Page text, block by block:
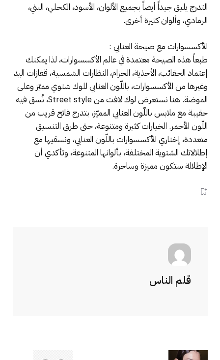
التدرج يليق جيداً أيضاً بجميع الألوان، الأسود، الكحلي، البني،
الرمادي، وألوان كثيرة أخرى.
الأكسسوارات مع صيحة العنابي :
طبعاً هذه الصيحة معتمدة في عالم الأكسسوارات، لذا يمكنك
إعتماد الحقائب، الأحذية، الحزام، النظارات الشمسية، قفازات اليد
وغيرها من الأكسسوارات، باللّون العنابي للوك شتوي مميّز وعلى
الموضة. هنا نستعرض لوك لافت من Street style، نُسق فيه
حقيبة مع ملابس باللّون العنابي المميّز، بتدرج فاتح قريب من
اللّون الأحمر. الخيارات كثيرة ومتنوعة، حتى طرق التنسيق
متعددة، إختاري الأكسسوارات باللّون العنابي، ونسقيها مع
إطلالاتك الشتوية المختلفة، بألوانها المتنوعة، وتأكدي أن
الإطلالة ستكون مميزة وساحرة.
قلم الناس